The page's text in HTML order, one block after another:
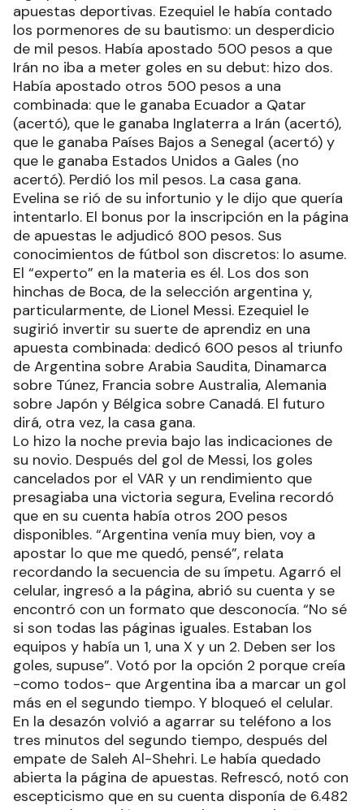
apuestas deportivas. Ezequiel le había contado
los pormenores de su bautismo: un desperdicio
de mil pesos. Había apostado 500 pesos a que
Irán no iba a meter goles en su debut: hizo dos.
Había apostado otros 500 pesos a una
combinada: que le ganaba Ecuador a Qatar
(acertó), que le ganaba Inglaterra a Irán (acertó),
que le ganaba Países Bajos a Senegal (acertó) y
que le ganaba Estados Unidos a Gales (no
acertó). Perdió los mil pesos. La casa gana.
Evelina se rió de su infortunio y le dijo que quería
intentarlo. El bonus por la inscripción en la página
de apuestas le adjudicó 800 pesos. Sus
conocimientos de fútbol son discretos: lo asume.
El “experto” en la materia es él. Los dos son
hinchas de Boca, de la selección argentina y,
particularmente, de Lionel Messi. Ezequiel le
sugirió invertir su suerte de aprendiz en una
apuesta combinada: dedicó 600 pesos al triunfo
de Argentina sobre Arabia Saudita, Dinamarca
sobre Túnez, Francia sobre Australia, Alemania
sobre Japón y Bélgica sobre Canadá. El futuro
dirá, otra vez, la casa gana.
Lo hizo la noche previa bajo las indicaciones de
su novio. Después del gol de Messi, los goles
cancelados por el VAR y un rendimiento que
presagiaba una victoria segura, Evelina recordó
que en su cuenta había otros 200 pesos
disponibles. “Argentina venía muy bien, voy a
apostar lo que me quedó, pensé”, relata
recordando la secuencia de su ímpetu. Agarró el
celular, ingresó a la página, abrió su cuenta y se
encontró con un formato que desconocía. “No sé
si son todas las páginas iguales. Estaban los
equipos y había un 1, una X y un 2. Deben ser los
goles, supuse”. Votó por la opción 2 porque creía
-como todos- que Argentina iba a marcar un gol
más en el segundo tiempo. Y bloqueó el celular.
En la desazón volvió a agarrar su teléfono a los
tres minutos del segundo tiempo, después del
empate de Saleh Al-Shehri. Le había quedado
abierta la página de apuestas. Refrescó, notó con
escepticismo que en su cuenta disponía de 6.482